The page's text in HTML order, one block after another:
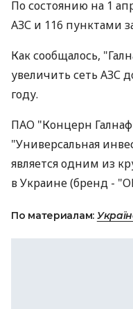
По состоянию на 1
АЗС и 116 пунктами
Как сообщалось,
увеличить сеть АЗС
году.
ПАО "Концерн
"Универсальная
является одним из
в Украине (бренд -
По материалам: